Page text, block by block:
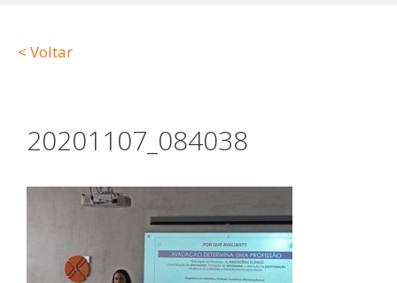
< Voltar
20201107_084038